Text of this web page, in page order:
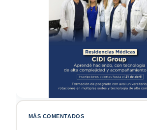
MÁS COMENTADOS